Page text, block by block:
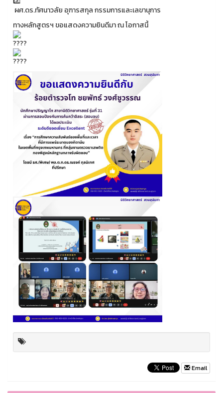
ผศ.ดร.ทัศนาวลัย อุฑารสกุล กรรมการและเลขานุการ
ทางหลักสูตรฯ ขอแสดงความยินดีมา ณ โอกาสนี้
Email